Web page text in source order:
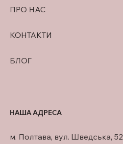
ПРО НАС
КОНТАКТИ
БЛОГ
м. Полтава, вул. Шведська, 52
НАША АДРЕСА